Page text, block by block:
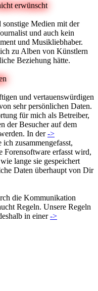
erwünscht
Medien mit der
und auch kein
und Musikliebhaber.
zu Alben von Künstlern
Beziehung hätte.
und vertauenswürdigen
sehr persönlichen Daten.
für mich als Betreiber,
der Besucher auf dem
In der->
ich zusammengefasst,
Forensoftware erfasst wird,
lange sie gespeichert
Daten überhaupt von Dir
die Kommunikation
Regeln. Unsere Regeln
in einer->